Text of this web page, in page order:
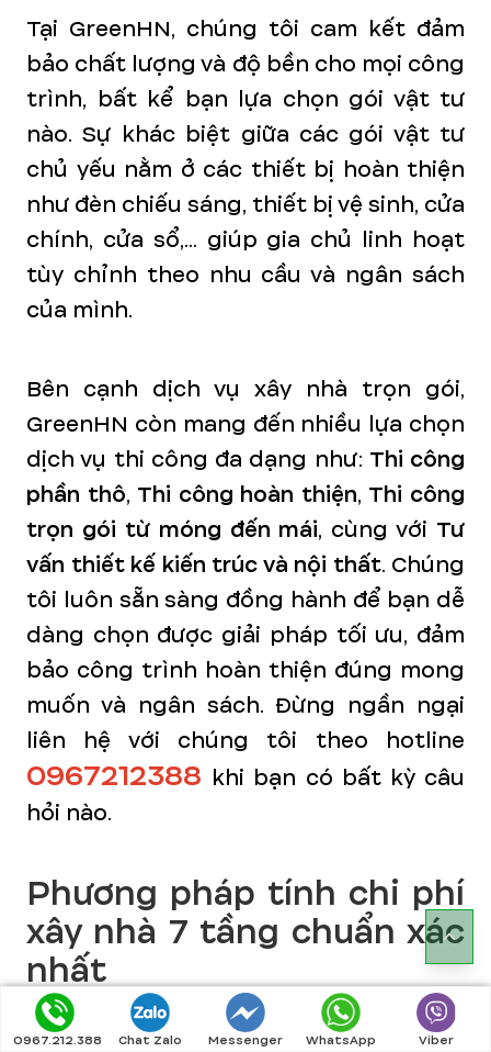
Tại GreenHN, chúng tôi cam kết đảm
bảo chất lượng và độ bền cho mọi công
trình, bất kể bạn lựa chọn gói vật tư
nào. Sự khác biệt giữa các gói vật tư
chủ yếu nằm ở các thiết bị hoàn thiện
như đèn chiếu sáng, thiết bị vệ sinh, cửa
chính, cửa sổ,... giúp gia chủ linh hoạt
tùy chỉnh theo nhu cầu và ngân sách
của mình.
Bên cạnh dịch vụ xây nhà trọn gói,
GreenHN còn mang đến nhiều lựa chọn
dịch vụ thi công đa dạng như: Thi công
phần thô, Thi công hoàn thiện, Thi công
trọn gói từ móng đến mái, cùng với Tư
vấn thiết kế kiến trúc và nội thất. Chúng
tôi luôn sẵn sàng đồng hành để bạn dễ
dàng chọn được giải pháp tối ưu, đảm
bảo công trình hoàn thiện đúng mong
muốn và ngân sách. Đừng ngần ngại
liên hệ với chúng tôi theo hotline
0967212388 khi bạn có bất kỳ câu
hỏi nào.
Phương pháp tính chi phí
xây nhà 7 tầng chuẩn xác
nhất
Để tính toán chi phí xây nhà 7 tầng
0967.212.388 Chat Zalo Messenger WhatsApp Viber